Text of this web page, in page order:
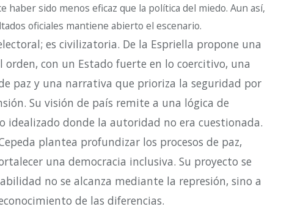
haber sido menos eficaz que la política del miedo. Aun así,
oficiales mantiene abierto el escenario.
es civilizatoria. De la Espriella propone una
con un Estado fuerte en lo coercitivo, una
paz y una narrativa que prioriza la seguridad por
Su visión de país remite a una lógica de
idealizado donde la autoridad no era cuestionada.
plantea profundizar los procesos de paz,
una democracia inclusiva. Su proyecto se
no se alcanza mediante la represión, sino a
de las diferencias.